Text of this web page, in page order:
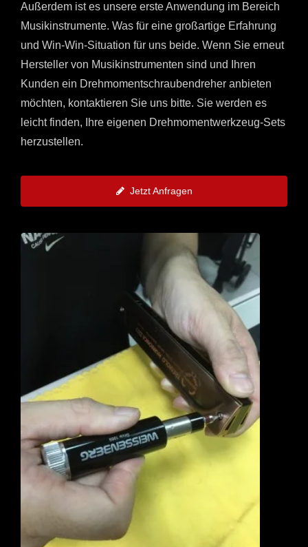
Außerdem ist es unsere erste Anwendung im Bereich
Musikinstrumente. Was für eine großartige Erfahrung
und Win-Win-Situation für uns beide. Wenn Sie erneut
Hersteller von Musikinstrumenten sind und Ihren
Kunden ein Drehmomentschraubendreher anbieten
möchten, kontaktieren Sie uns bitte. Sie werden es
leicht finden, Ihre eigenen Drehmomentwerkzeug-Sets
herzustellen.
Jetzt Anfragen